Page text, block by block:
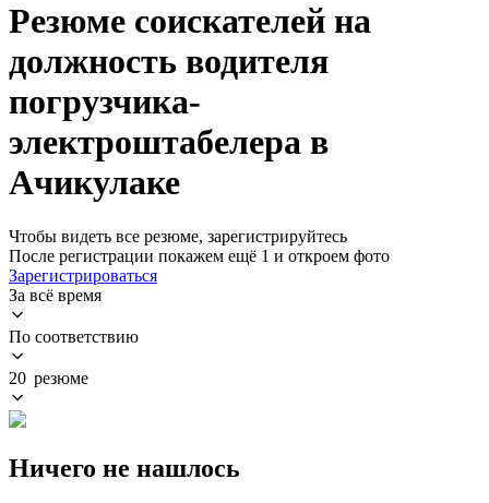
Резюме соискателей на
должность водителя
погрузчика-
электроштабелера в
Ачикулаке
Чтобы видеть все резюме, зарегистрируйтесь
После регистрации покажем ещё 1 и откроем фото
Зарегистрироваться
За всё время
По соответствию
20 резюме
Ничего не нашлось